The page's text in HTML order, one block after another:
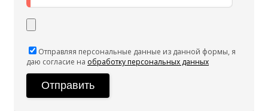
Отправляя персональные данные из данной формы, я
даю согласие на обработку персональных данных